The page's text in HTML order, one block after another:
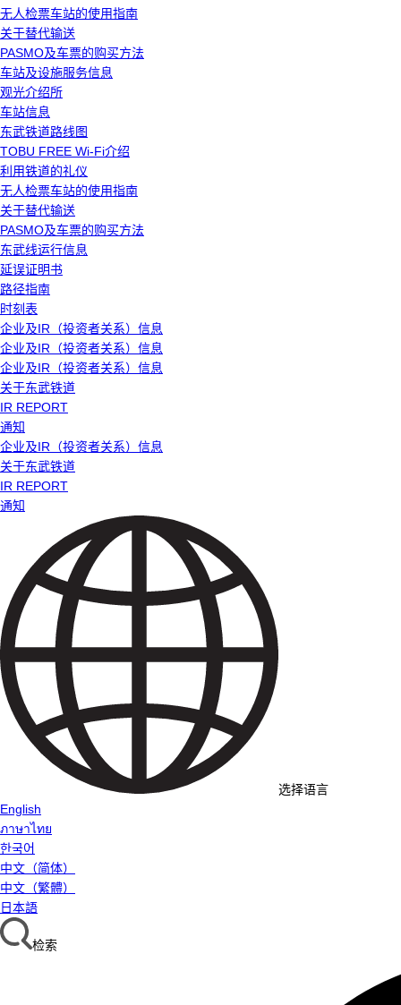
无人检票车站的使用指南
关于替代输送
PASMO及车票的购买方法
车站及设施服务信息
观光介绍所
车站信息
东武铁道路线图
TOBU FREE Wi-Fi介绍
利用铁道的礼仪
无人检票车站的使用指南
关于替代输送
PASMO及车票的购买方法
东武线运行信息
延误证明书
路径指南
时刻表
企业及IR（投资者关系）信息
企业及IR（投资者关系）信息
企业及IR（投资者关系）信息
关于东武铁道
IR REPORT
通知
企业及IR（投资者关系）信息
关于东武铁道
IR REPORT
通知
选择语言
English
ภาษาไทย
한국어
中文（简体）
中文（繁體）
日本語
检索